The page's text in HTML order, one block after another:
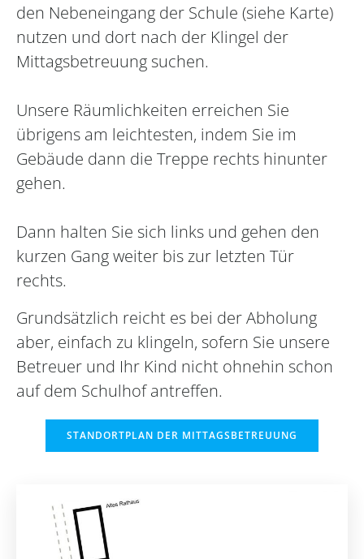
den Nebeneingang der Schule (siehe Karte)
nutzen und dort nach der Klingel der
Mittagsbetreuung suchen.
Unsere Räumlichkeiten erreichen Sie
übrigens am leichtesten, indem Sie im
Gebäude dann die Treppe rechts hinunter
gehen.
Dann halten Sie sich links und gehen den
kurzen Gang weiter bis zur letzten Tür
rechts.
Grundsätzlich reicht es bei der Abholung
aber, einfach zu klingeln, sofern Sie unsere
Betreuer und Ihr Kind nicht ohnehin schon
auf dem Schulhof antreffen.
STANDORTPLAN DER MITTAGSBETREUUNG